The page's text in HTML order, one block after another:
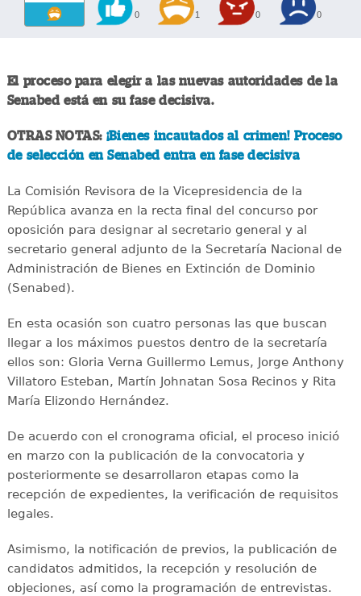
0 1 0 0
El proceso para elegir a las nuevas autoridades de la
Senabed está en su fase decisiva.
OTRAS NOTAS:¡Bienes incautados al crimen! Proceso
de selección en Senabed entra en fase decisiva
La Comisión Revisora de la Vicepresidencia de la
República avanza en la recta final del concurso por
oposición para designar al secretario general y al
secretario general adjunto de la Secretaría Nacional de
Administración de Bienes en Extinción de Dominio
(Senabed).
En esta ocasión son cuatro personas las que buscan
llegar a los máximos puestos dentro de la secretaría
ellos son: Gloria Verna Guillermo Lemus, Jorge Anthony
Villatoro Esteban, Martín Johnatan Sosa Recinos y Rita
María Elizondo Hernández.
De acuerdo con el cronograma oficial, el proceso inició
en marzo con la publicación de la convocatoria y
posteriormente se desarrollaron etapas como la
recepción de expedientes, la verificación de requisitos
legales.
Asimismo, la notificación de previos, la publicación de
candidatos admitidos, la recepción y resolución de
objeciones, así como la programación de entrevistas.